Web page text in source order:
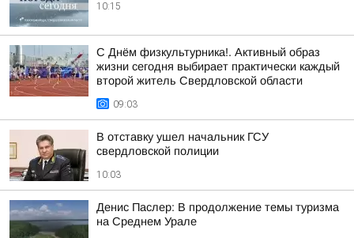
10:15
С Днём физкультурника!. Активный образ
жизни сегодня выбирает практически каждый
второй житель Свердловской области
09:03
В отставку ушел начальник ГСУ
свердловской полиции
10:03
Денис Паслер: В продолжение темы туризма
на Среднем Урале